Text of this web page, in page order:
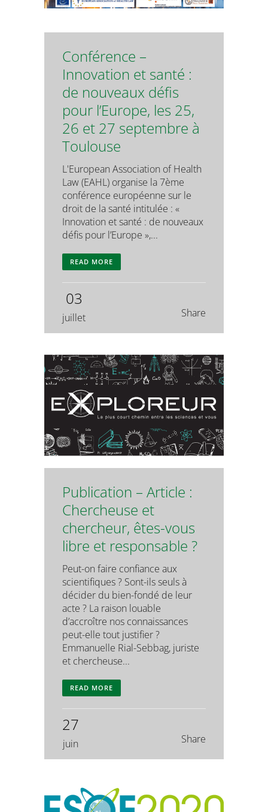
Conférence –
Innovation et santé :
de nouveaux défis
pour l’Europe, les 25,
26 et 27 septembre à
Toulouse
L'European Association of Health
Law (EAHL) organise la 7ème
conférence européenne sur le
droit de la santé intitulée : «
Innovation et santé : de nouveaux
défis pour l’Europe »,...
READ MORE
03
juillet Share
Publication – Article :
Chercheuse et
chercheur, êtes-vous
libre et responsable ?
Peut-on faire confiance aux
scientifiques ? Sont-ils seuls à
décider du bien-fondé de leur
acte ? La raison louable
d’accroître nos connaissances
peut-elle tout justifier ?
Emmanuelle Rial-Sebbag, juriste
et chercheuse...
READ MORE
27
juin Share